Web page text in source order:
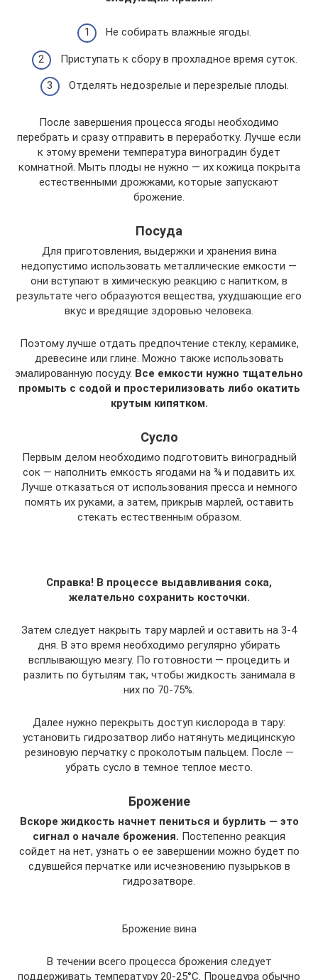
Не собирать влажные ягоды.
Приступать к сбору в прохладное время суток.
Отделять недозрелые и перезрелые плоды.
После завершения процесса ягоды необходимо
перебрать и сразу отправить в переработку. Лучше если
к этому времени температура виноградин будет
комнатной. Мыть плоды не нужно ― их кожица покрыта
естественными дрожжами, которые запускают
брожение.
Посуда
Для приготовления, выдержки и хранения вина
недопустимо использовать металлические емкости ―
они вступают в химическую реакцию с напитком, в
результате чего образуются вещества, ухудшающие его
вкус и вредящие здоровью человека.
Поэтому лучше отдать предпочтение стеклу, керамике,
древесине или глине. Можно также использовать
эмалированную посуду. Все емкости нужно тщательно
промыть с содой и простерилизовать либо окатить
крутым кипятком.
Сусло
Первым делом необходимо подготовить виноградный
сок ― наполнить емкость ягодами на ¾ и подавить их.
Лучше отказаться от использования пресса и немного
помять их руками, а затем, прикрыв марлей, оставить
стекать естественным образом.
Справка! В процессе выдавливания сока,
желательно сохранить косточки.
Затем следует накрыть тару марлей и оставить на 3-4
дня. В это время необходимо регулярно убирать
всплывающую мезгу. По готовности ― процедить и
разлить по бутылям так, чтобы жидкость занимала в
них по 70-75%.
Далее нужно перекрыть доступ кислорода в тару:
установить гидрозатвор либо натянуть медицинскую
резиновую перчатку с проколотым пальцем. После ―
убрать сусло в темное теплое место.
Брожение
Вскоре жидкость начнет пениться и бурлить ― это
сигнал о начале брожения. Постепенно реакция
сойдет на нет, узнать о ее завершении можно будет по
сдувшейся перчатке или исчезновению пузырьков в
гидрозатворе.
Брожение вина
В течении всего процесса брожения следует
поддерживать температуру 20-25°С. Процедура обычно